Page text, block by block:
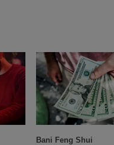
Bani Feng Shui